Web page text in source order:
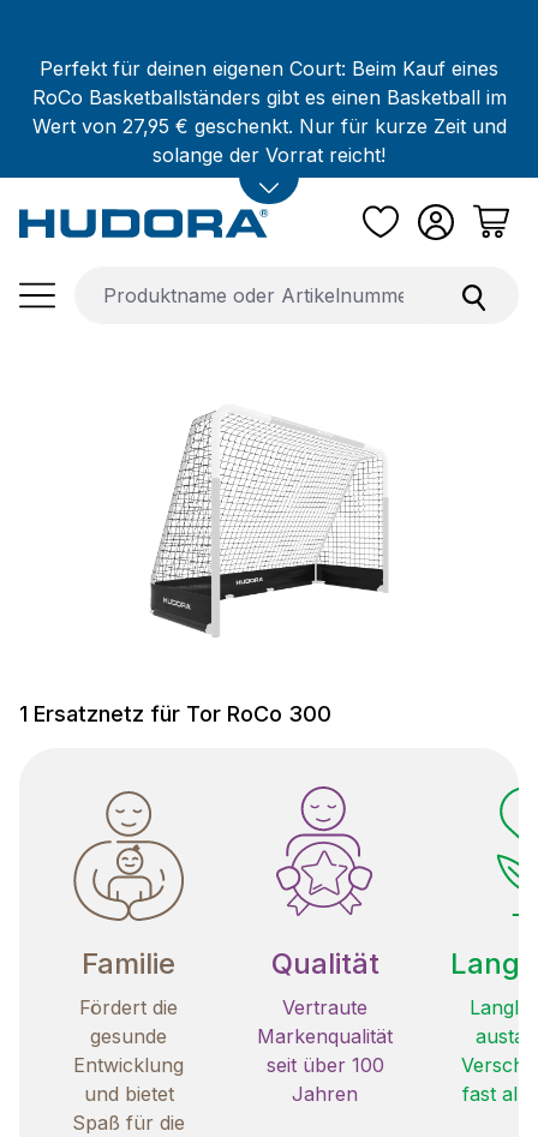
Perfekt für deinen eigenen Court: Beim Kauf eines
RoCo Basketballständers gibt es einen Basketball im
Wert von 27,95 € geschenkt. Nur für kurze Zeit und
solange der Vorrat reicht!
1 Ersatznetz für Tor RoCo 300
Familie
Fördert die
gesunde
Entwicklung
und bietet
Spaß für die
Qualität
Vertraute
Markenqualität
seit über 100
Jahren
fast